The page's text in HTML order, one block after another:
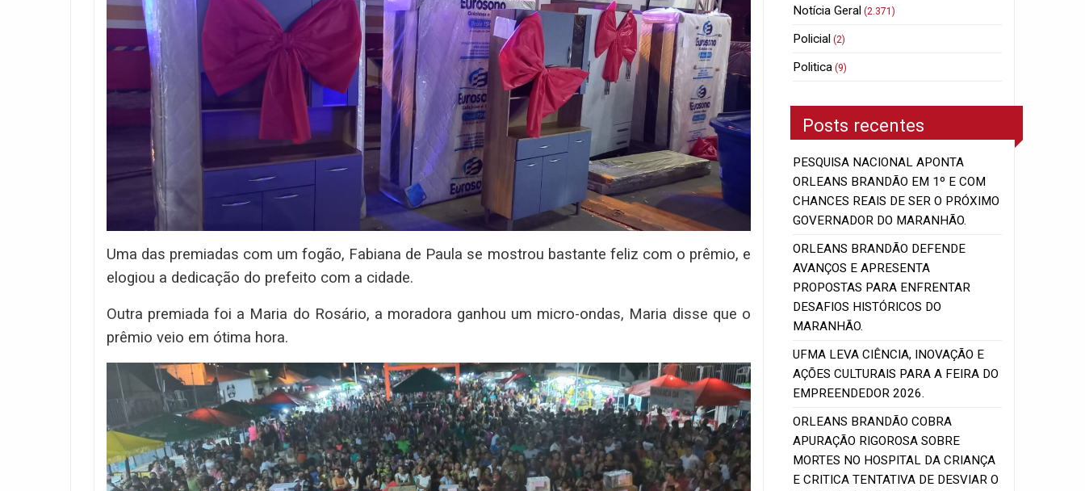
Uma das premiadas com um fogão, Fabiana de Paula se mostrou bastante feliz com o prêmio, e
elogiou a dedicação do prefeito com a cidade.
Outra premiada foi a Maria do Rosário, a moradora ganhou um micro-ondas, Maria disse que o
prêmio veio em ótima hora.
Notícia Geral (2.371)
Policial (2)
Politica (9)
Posts recentes
PESQUISA NACIONAL APONTA
ORLEANS BRANDÃO EM 1º E COM
CHANCES REAIS DE SER O PRÓXIMO
GOVERNADOR DO MARANHÃO.
ORLEANS BRANDÃO DEFENDE
AVANÇOS E APRESENTA
PROPOSTAS PARA ENFRENTAR
DESAFIOS HISTÓRICOS DO
MARANHÃO.
UFMA LEVA CIÊNCIA, INOVAÇÃO E
AÇÕES CULTURAIS PARA A FEIRA DO
EMPREENDEDOR 2026.
ORLEANS BRANDÃO COBRA
APURAÇÃO RIGOROSA SOBRE
MORTES NO HOSPITAL DA CRIANÇA
E CRITICA TENTATIVA DE DESVIAR O